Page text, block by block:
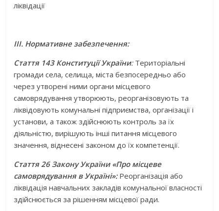
ліквідації
ІІІ. Нормативне забезпечення:
Стаття 143 Конституції України:Територіальні
громади села, селища, міста безпосередньо або
через утворені ними органи місцевого
самоврядування утворюють, реорганізовують та
ліквідовують комунальні підприємства, організації і
установи, а також здійснюють контроль за їх
діяльністю, вирішують інші питання місцевого
значення, віднесені законом до їх компетенції.
Стаття 26 Закону України «Про місцеве
самоврядування в Україні»:Реорганізація або
ліквідація навчальних закладів комунальної власності
здійснюється за рішенням місцевої ради.